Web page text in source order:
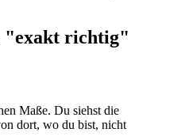
"exakt richtig"
Maße. Du siehst die
dort, wo du bist, nicht